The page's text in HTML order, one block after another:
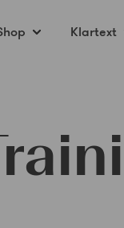
Klartext